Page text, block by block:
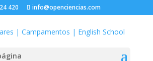
420 info@openciencias.com